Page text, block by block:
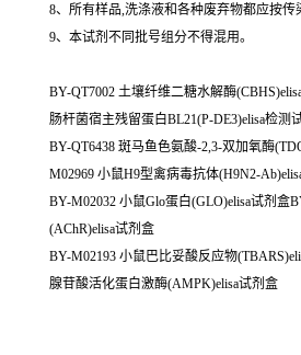
8、所有样品,洗涤液和各种废弃物都应按传
9、本试剂不同批号组分不得混用。
BY-QT7002 土壤纤维二糖水解酶
肠杆菌宿主残留蛋白BL21(P-DE3)elisa检测
BY-QT6438 斑马鱼色氨酸-2,3-双加氧酶
M02969 小鼠H9型禽病毒抗体(H9N2-
BY-M02032 小鼠Glo蛋白(GLO)elisa试剂盒
(AChR)elisa试剂盒
BY-M02193 小鼠巴比妥酸反应物
腺苷酸活化蛋白激酶(AMPK)elisa试剂盒